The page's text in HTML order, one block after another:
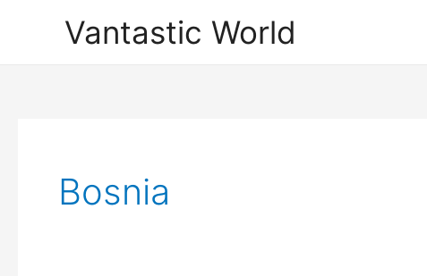
Vantastic World
Bosnia